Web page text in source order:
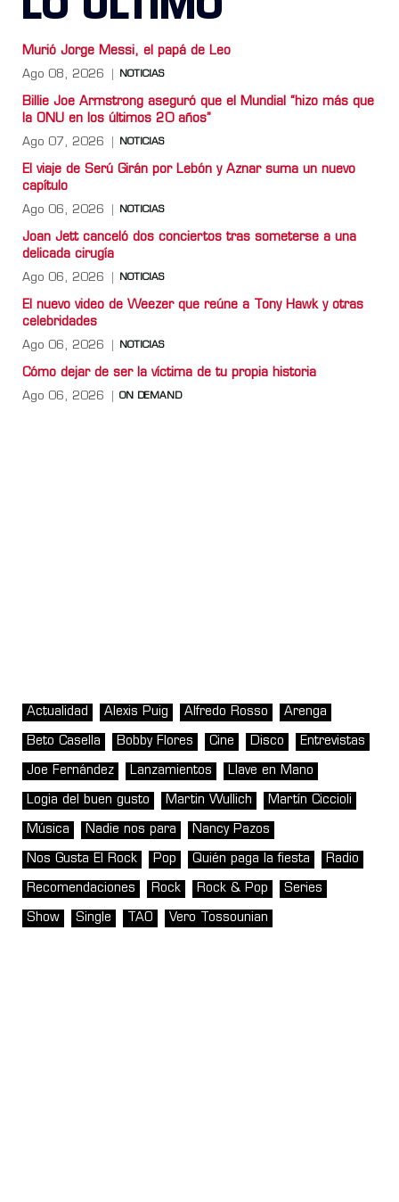
LO ULTIMO
Murió Jorge Messi, el papá de Leo
Ago 08, 2026 NOTICIAS
Billie Joe Armstrong aseguró que el Mundial “hizo más que
la ONU en los últimos 20 años”
Ago 07, 2026 NOTICIAS
El viaje de Serú Girán por Lebón y Aznar suma un nuevo
capítulo
Ago 06, 2026 NOTICIAS
Joan Jett canceló dos conciertos tras someterse a una
delicada cirugía
Ago 06, 2026 NOTICIAS
El nuevo video de Weezer que reúne a Tony Hawk y otras
celebridades
Ago 06, 2026 NOTICIAS
Cómo dejar de ser la víctima de tu propia historia
Ago 06, 2026 ON DEMAND
Actualidad Alexis Puig Alfredo Rosso Arenga
Beto Casella Bobby Flores Cine Disco Entrevistas
Joe Fernández Lanzamientos Llave en Mano
Logia del buen gusto Martin Wullich Martín Ciccioli
Música Nadie nos para Nancy Pazos
Nos Gusta El Rock Pop Quién paga la fiesta Radio
Recomendaciones Rock Rock & Pop Series
Show Single TAO Vero Tossounian